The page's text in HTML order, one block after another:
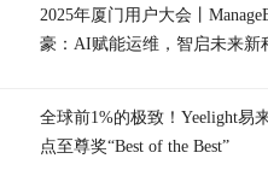
2025年厦门用户大会丨
豪：AI赋能运维，智启未来新
全球前1%的极致！Yeelight易
点至尊奖“Best of the Best”